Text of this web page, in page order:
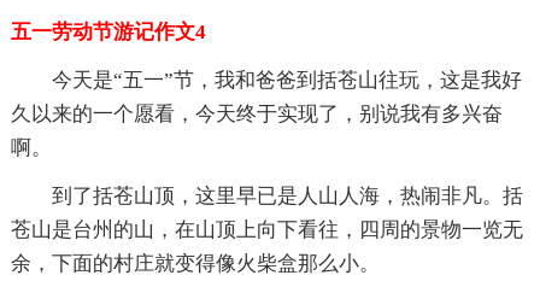
五一劳动节游记作文4
今天是“五一”节，我和爸爸到括苍山往玩，这是我好
久以来的一个愿看，今天终于实现了，别说我有多兴奋
啊。
到了括苍山顶，这里早已是人山人海，热闹非凡。括
苍山是台州的山，在山顶上向下看往，四周的景物一览无
余，下面的村庄就变得像火柴盒那么小。